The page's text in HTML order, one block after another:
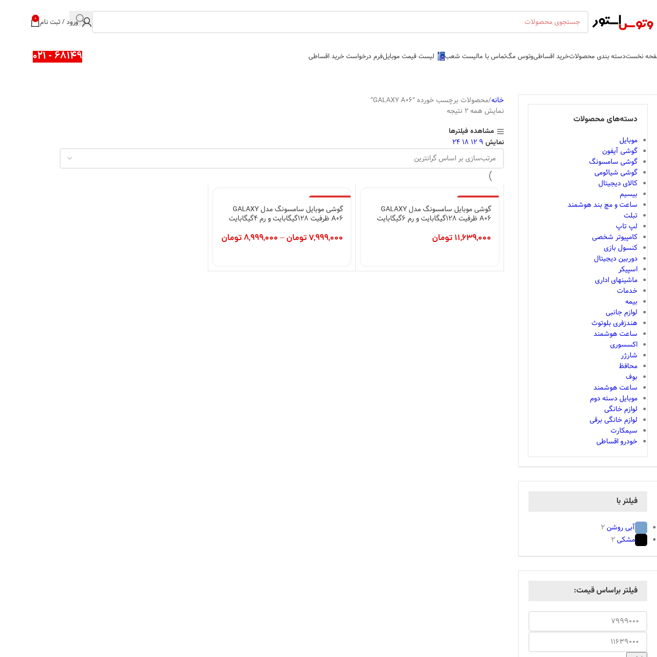
ورود / ثبت نام 0
نخستدسته بندی محصولاتخرید اقساطیوتوس مگتماس با مالیست شعب لیست قیمت موبایلفرم درخواست خرید اقساطی 68149 - 021
دسته‌های محصولات
موبایل
گوشی آیفون
گوشی سامسونگ
گوشی شیائومی
کالای دیجیتال
بیسیم
ساعت و مچ بند هوشمند
تبلت
لپ تاپ
کامپیوتر شخصی
کنسول بازی
دوربین دیجیتال
اسپیکر
ماشینهای اداری
خدمات
بیمه
لوازم جانبی
هندزفری بلوتوث
ساعت هوشمند
اکسسوری
شارژر
محافظ
بوف
ساعت هوشمند
موبایل دسته دوم
لوازم خانگی
لوازم خانگی برقی
سیمکارت
خودرو اقساطی
فیلتر با
آبی روشن2
مشکی2
فیلتر براساس قیمت:
خانه محصولات برچسب خورده “GALAXY A06”
نمایش همه 2 نتیجه
مشاهده فیلترها
نمایش 9
12
18
24
گوشی موبایل سامسونگ مدل GALAXY
A06 ظرفیت 128گیگابایت و رم 6گیگابایت
11,639,000 تومان
گوشی موبایل سامسونگ مدل GALAXY
A06 ظرفیت 128گیگابایت و رم 4گیگابایت
7,999,000 تومان–
8,999,000 تومان